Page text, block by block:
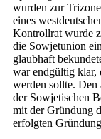
wurden zur
eines
Kontrollrat wurde
die Sowjetunion
glaubhaft
war endgültig klar,
werden sollte. Den
der Sowjetischen
mit der Gründung
erfolgten